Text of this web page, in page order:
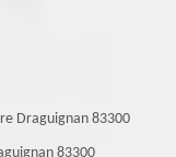
Draguignan 83300
83300